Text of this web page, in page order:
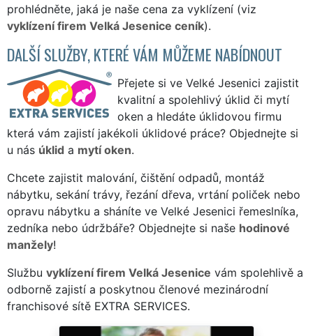
prohlédněte, jaká je naše cena za vyklízení (viz
vyklízení firem Velká Jesenice ceník).
DALŠÍ SLUŽBY, KTERÉ VÁM MŮŽEME NABÍDNOUT
Přejete si ve Velké Jesenici zajistit
kvalitní a spolehlivý úklid či mytí
oken a hledáte úklidovou firmu
která vám zajistí jakékoli úklidové práce? Objednejte si
u nás úklid a mytí oken.
Chcete zajistit malování, čištění odpadů, montáž
nábytku, sekání trávy, řezání dřeva, vrtání poliček nebo
opravu nábytku a sháníte ve Velké Jesenici řemeslníka,
zedníka nebo údržbáře? Objednejte si naše hodinové
manžely!
Službu vyklízení firem Velká Jesenice vám spolehlivě a
odborně zajistí a poskytnou členové mezinárodní
franchisové sítě EXTRA SERVICES.